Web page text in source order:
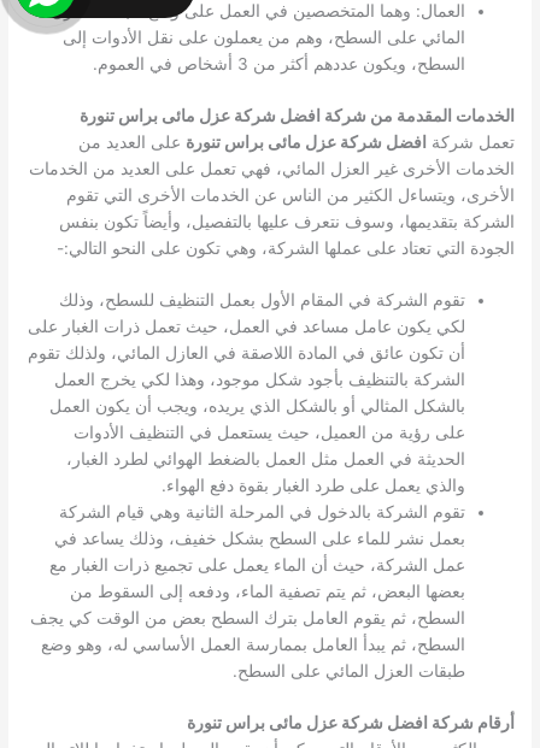
العمال: وهما المتخصصين في العمل على وضع طبقات العزل
المائي على السطح، وهم من يعملون على نقل الأدوات إلى
السطح، ويكون عددهم أكثر من 3 أشخاص في العموم.
الخدمات المقدمة من شركة افضل شركة عزل مائى براس تنورة
تعمل شركة افضل شركة عزل مائى براس تنورة على العديد من
الخدمات الأخرى غير العزل المائي، فهي تعمل على العديد من الخدمات
الأخرى، ويتساءل الكثير من الناس عن الخدمات الأخرى التي تقوم
الشركة بتقديمها، وسوف نتعرف عليها بالتفصيل، وأيضاً تكون بنفس
الجودة التي تعتاد على عملها الشركة، وهي تكون على النحو التالي:-
تقوم الشركة في المقام الأول بعمل التنظيف للسطح، وذلك
لكي يكون عامل مساعد في العمل، حيث تعمل ذرات الغبار على
أن تكون عائق في المادة اللاصقة في العازل المائي، ولذلك تقوم
الشركة بالتنظيف بأجود شكل موجود، وهذا لكي يخرج العمل
بالشكل المثالي أو بالشكل الذي يريده، ويجب أن يكون العمل
على رؤية من العميل، حيث يستعمل في التنظيف الأدوات
الحديثة في العمل مثل العمل بالضغط الهوائي لطرد الغبار،
والذي يعمل على طرد الغبار بقوة دفع الهواء.
تقوم الشركة بالدخول في المرحلة الثانية وهي قيام الشركة
بعمل نشر للماء على السطح بشكل خفيف، وذلك يساعد في
عمل الشركة، حيث أن الماء يعمل على تجميع ذرات الغبار مع
بعضها البعض، ثم يتم تصفية الماء، ودفعه إلى السقوط من
السطح، ثم يقوم العامل بترك السطح بعض من الوقت كي يجف
السطح، ثم يبدأ العامل بممارسة العمل الأساسي له، وهو وضع
طبقات العزل المائي على السطح.
أرقام شركة افضل شركة عزل مائى براس تنورة